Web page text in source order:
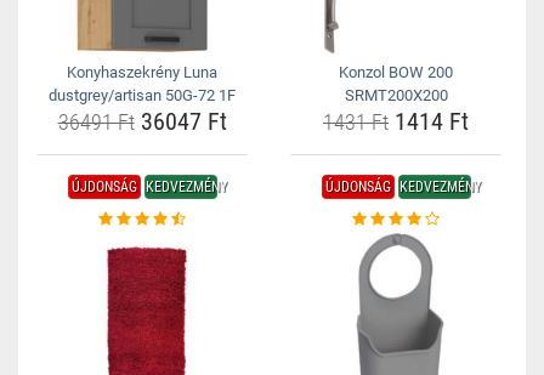
Konyhaszekrény Luna
dustgrey/artisan 50G-72 1F
36491 Ft36047 Ft
Konzol BOW 200
SRMT200X200
1431 Ft 1414 Ft
ÚJDONSÁG KEDVEZMÉNY ÚJDONSÁG KEDVEZMÉNY